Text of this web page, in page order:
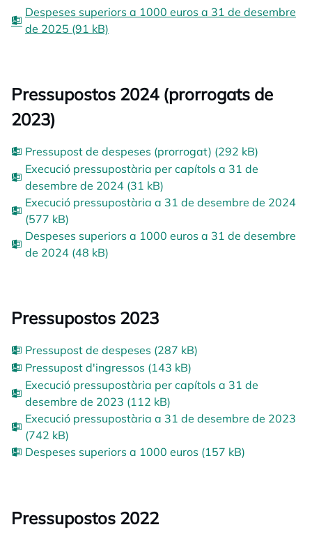
Despeses superiors a 1000 euros a 31 de desembre
de 2025 (91 kB)
Pressupostos 2024 (prorrogats de
2023)
Pressupost de despeses (prorrogat) (292 kB)
Execució pressupostària per capítols a 31 de
desembre de 2024 (31 kB)
Execució pressupostària a 31 de desembre de 2024
(577 kB)
Despeses superiors a 1000 euros a 31 de desembre
de 2024 (48 kB)
Pressupostos 2023
Pressupost de despeses (287 kB)
Pressupost d'ingressos (143 kB)
Execució pressupostària per capítols a 31 de
desembre de 2023 (112 kB)
Execució pressupostària a 31 de desembre de 2023
(742 kB)
Despeses superiors a 1000 euros (157 kB)
Pressupostos 2022